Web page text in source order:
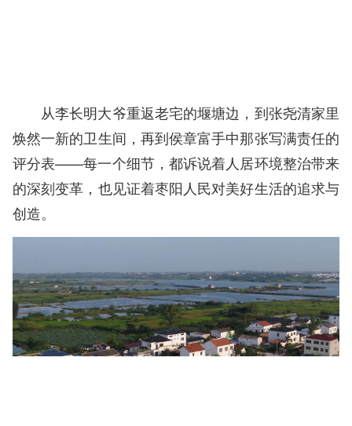
从李长明大爷重返老宅的堰塘边，到张尧清家里
焕然一新的卫生间，再到侯章富手中那张写满责任的
评分表——每一个细节，都诉说着人居环境整治带来
的深刻变革，也见证着枣阳人民对美好生活的追求与
创造。